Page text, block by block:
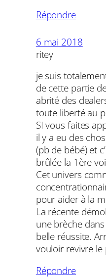
Répondre
6 mai 2018
ritey
je suis
de cette partie
abrité des
toute liberté au
SI vous faites
il y a eu des
(pb de bébé) et
brûlée la 1ère
Cet univers
pour aider à la
La récente
une brèche
belle réussite.
vouloir revivre le
Répondre